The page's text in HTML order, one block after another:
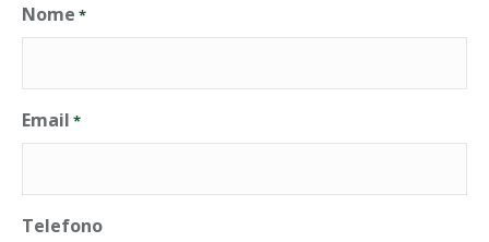
Nome *
Email *
Telefono